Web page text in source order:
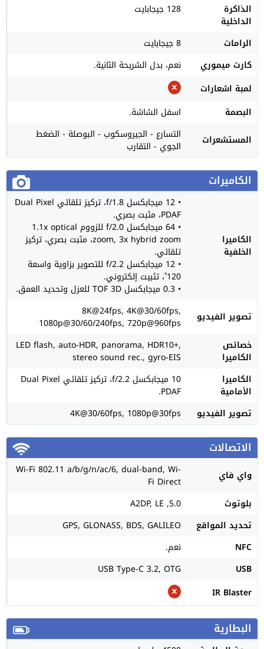
الذاكرة
الداخلية
128 جيجابايت
الرامات
8 جيجابايت
كارت ميموري
نعم، بدل الشريحة الثانية.
لمبة اشعارات
البصمة
اسفل الشاشة.
المستشعرات
التسارع - الجيروسكوب - البوصلة - الضغط
الجوي - التقارب
الكاميرات
الكاميرا
الخلفية
• 12 ميجابكسل f/1.8، تركيز تلقائي Dual Pixel
PDAF، مثبت بصري.
• 64 ميجابكسل f/2.0 للزووم 1.1x optical
zoom, 3x hybrid zoom، مثبت بصري، تركيز
تلقائي.
• 12 ميجابكسل f/2.2 للتصوير بزاوية واسعة
120˚، تثبيت إلكتروني.
• 0.3 ميجابكسل TOF 3D للعزل وتحديد العمق.
تصوير الفيديو
8K@24fps, 4K@30/60fps,
1080p@30/60/240fps, 720p@960fps
خصائص
الكاميرا
LED flash, auto-HDR, panorama, HDR10+,
stereo sound rec., gyro-EIS
الكاميرا
الأمامية
10 ميجابكسل f/2.2، تركيز تلقائي Dual Pixel
PDAF.
تصوير الفيديو
4K@30/60fps, 1080p@30fps
الاتصالات
واي فاي Wi-Fi 802.11 a/b/g/n/ac/6, dual-band, Wi-
Fi Direct
بلوتوث
5.0, A2DP, LE
تحديد المواقع
GPS, GLONASS, BDS, GALILEO
NFC
نعم.
USB
USB Type-C 3.2, OTG
IR Blaster
البطارية